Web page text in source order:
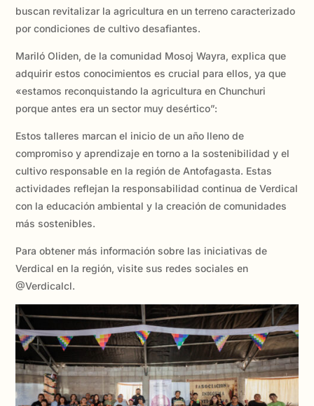
buscan revitalizar la agricultura en un terreno caracterizado
por condiciones de cultivo desafiantes.
Mariló Oliden, de la comunidad Mosoj Wayra, explica que
adquirir estos conocimientos es crucial para ellos, ya que
«estamos reconquistando la agricultura en Chunchuri
porque antes era un sector muy desértico”:
Estos talleres marcan el inicio de un año lleno de
compromiso y aprendizaje en torno a la sostenibilidad y el
cultivo responsable en la región de Antofagasta. Estas
actividades reflejan la responsabilidad continua de Verdical
con la educación ambiental y la creación de comunidades
más sostenibles.
Para obtener más información sobre las iniciativas de
Verdical en la región, visite sus redes sociales en
@Verdicalcl.